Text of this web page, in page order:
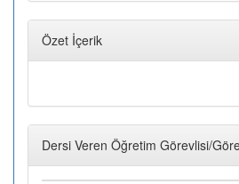
Özet İçerik
Dersi Veren Öğretim Görevlisi/